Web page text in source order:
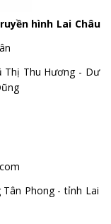
hình Lai Châu
Thị Thu Hương - Dư
Tân Phong - tỉnh Lai